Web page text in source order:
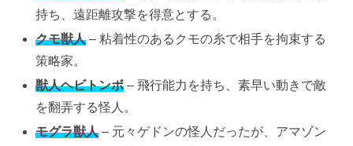
持ち、遠距離攻撃を得意とする。
クモ獣人 – 粘着性のあるクモの糸で相手を拘束する
策略家。
獣人ヘビトンボ – 飛行能力を持ち、素早い動きで敵
を翻弄する怪人。
モグラ獣人 – 元々ゲドンの怪人だったが、アマゾン